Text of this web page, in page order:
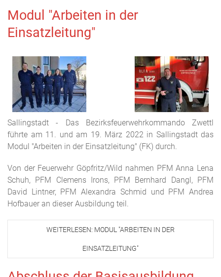
Modul "Arbeiten in der
Einsatzleitung"
Sallingstadt - Das Bezirksfeuerwehrkommando Zwettl
führte am 11. und am 19. März 2022 in Sallingstadt das
Modul "Arbeiten in der Einsatzleitung" (FK) durch.
Von der Feuerwehr Göpfritz/Wild nahmen PFM Anna Lena
Schuh, PFM Clemens Irons, PFM Bernhard Dangl, PFM
David Lintner, PFM Alexandra Schmid und PFM Andrea
Hofbauer an dieser Ausbildung teil.
WEITERLESEN: MODUL "ARBEITEN IN DER
EINSATZLEITUNG"